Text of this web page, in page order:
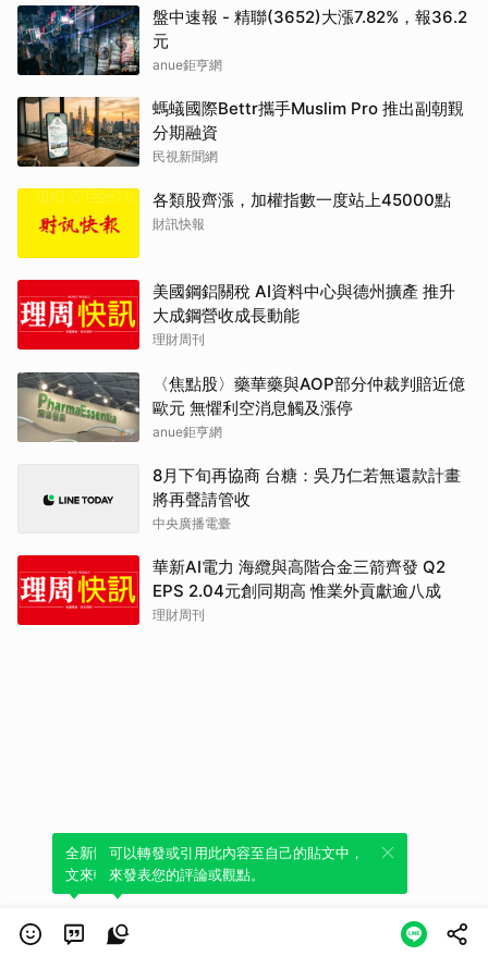
盤中速報 - 精聯(3652)大漲7.82%，報36.2
元
anue鉅亨網
螞蟻國際Bettr攜手Muslim Pro 推出副朝覲
分期融資
民視新聞網
各類股齊漲，加權指數一度站上45000點
財訊快報
美國鋼鋁關稅 AI資料中心與德州擴產 推升
大成鋼營收成長動能
理財周刊
〈焦點股〉藥華藥與AOP部分仲裁判賠近億
歐元 無懼利空消息觸及漲停
anue鉅亨網
8月下旬再協商 台糖：吳乃仁若無還款計畫
將再聲請管收
中央廣播電臺
華新AI電力 海纜與高階合金三箭齊發 Q2
EPS 2.04元創同期高 惟業外貢獻逾八成
理財周刊
全新體驗！一鍵引用此內容，透過發布貼
文來輕鬆表達個人立場。
可以轉發或引用此內容至自己的貼文中，
來發表您的評論或觀點。